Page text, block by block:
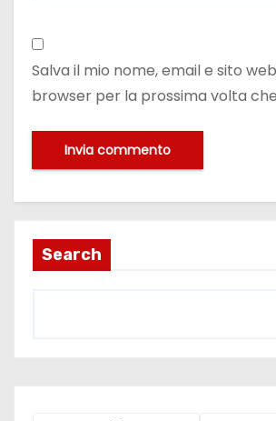
Salva il mio nome, email e sito
browser per la prossima volta
Search